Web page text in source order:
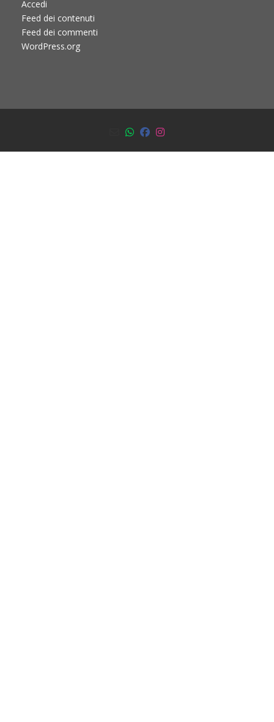
Accedi
Feed dei contenuti
Feed dei commenti
WordPress.org